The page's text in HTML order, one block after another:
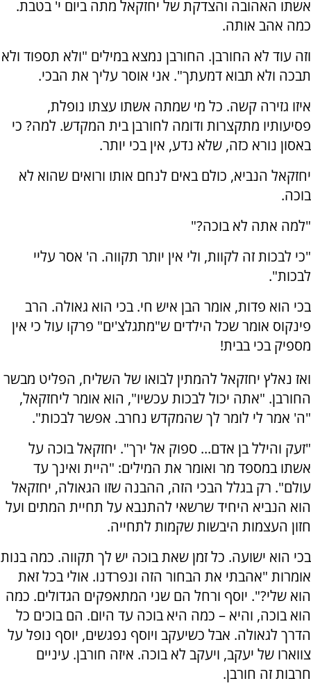
אשתו האהובה והצדקת של יחזקאל מתה ביום י' בטבת.
כמה אהב אותה.
וזה עוד לא החורבן. החורבן נמצא במילים "ולא תספוד ולא
תבכה ולא תבוא דמעתך". אני אוסר עליך את הבכי.
איזו גזירה קשה. כל מי שמתה אשתו עצתו נופלת,
פסיעותיו מתקצרות ודומה לחורבן בית המקדש. למה? כי
באסון נורא כזה, שלא נדע, אין בכי יותר.
יחזקאל הנביא, כולם באים לנחם אותו ורואים שהוא לא
בוכה.
"למה אתה לא בוכה?"
"כי לבכות זה לקוות, ולי אין יותר תקווה. ה' אסר עליי
לבכות".
בכי הוא פדות, אומר הבן איש חי. בכי הוא גאולה. הרב
פינקוס אומר שכל הילדים ש"מתגלצ'ים" פרקו עול כי אין
מספיק בכי בבית!
ואז נאלץ יחזקאל להמתין לבואו של השליח, הפליט מבשר
החורבן. "אתה יכול לבכות עכשיו", הוא אומר ליחזקאל,
"ה' אמר לי לומר לך שהמקדש נחרב. אפשר לבכות".
"זעק והילל בן אדם... ספוק אל ירך". יחזקאל בוכה על
אשתו במספד מר ואומר את המילים: "היית ואינך עד
עולם". רק בגלל הבכי הזה, ההבנה שזו הגאולה, יחזקאל
הוא הנביא היחיד שרשאי להתנבא על תחיית המתים ועל
חזון העצמות היבשות שקמות לתחייה.
בכי הוא ישועה. כל זמן שאת בוכה יש לך תקווה. כמה בנות
אומרות "אהבתי את הבחור הזה ונפרדנו. אולי בכל זאת
הוא שלי?". יוסף ורחל הם שני המתאפקים הגדולים. כמה
הוא בוכה, והיא – כמה היא בוכה עד היום. הם בוכים כל
הדרך לגאולה. אבל כשיעקב ויוסף נפגשים, יוסף נופל על
צווארו של יעקב, ויעקב לא בוכה. איזה חורבן. עיניים
חרבות זה חורבן.